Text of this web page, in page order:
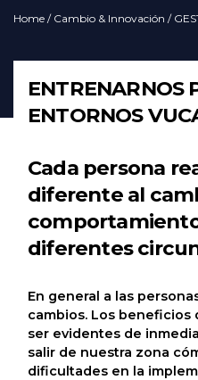
Home / Cambio & Innovación /
ENTRENARNOS
ENTORNOS
Cada persona
diferente al
diferentes
En general a las
cambios. Los
ser evidentes de
salir de nuestra zona
dificultades en la